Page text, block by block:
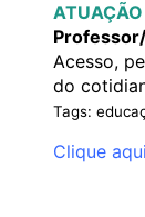
ATUAÇÃO
Acesso,
do
Tags:
Clique